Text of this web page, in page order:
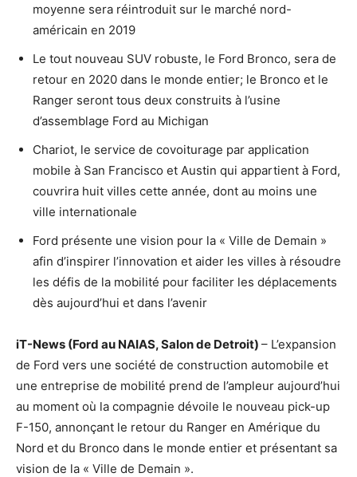
moyenne sera réintroduit sur le marché nord-
américain en 2019
Le tout nouveau SUV robuste, le Ford Bronco, sera de
retour en 2020 dans le monde entier; le Bronco et le
Ranger seront tous deux construits à l’usine
d’assemblage Ford au Michigan
Chariot, le service de covoiturage par application
mobile à San Francisco et Austin qui appartient à Ford,
couvrira huit villes cette année, dont au moins une
ville internationale
Ford présente une vision pour la « Ville de Demain »
afin d’inspirer l’innovation et aider les villes à résoudre
les défis de la mobilité pour faciliter les déplacements
dès aujourd’hui et dans l’avenir
iT-News (Ford au NAIAS, Salon de Detroit) – L’expansion
de Ford vers une société de construction automobile et
une entreprise de mobilité prend de l’ampleur aujourd’hui
au moment où la compagnie dévoile le nouveau pick-up
F-150, annonçant le retour du Ranger en Amérique du
Nord et du Bronco dans le monde entier et présentant sa
vision de la « Ville de Demain ».